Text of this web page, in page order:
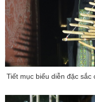
Tiết mục biểu diễn đặc sắc